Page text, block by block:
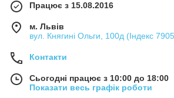
Працює з 15.08.2016
м. Львів
вул. Княгині Ольги, 100д (Індекс
Контакти
Сьогодні працює з 10:00 до 18:00
Показати весь графік роботи